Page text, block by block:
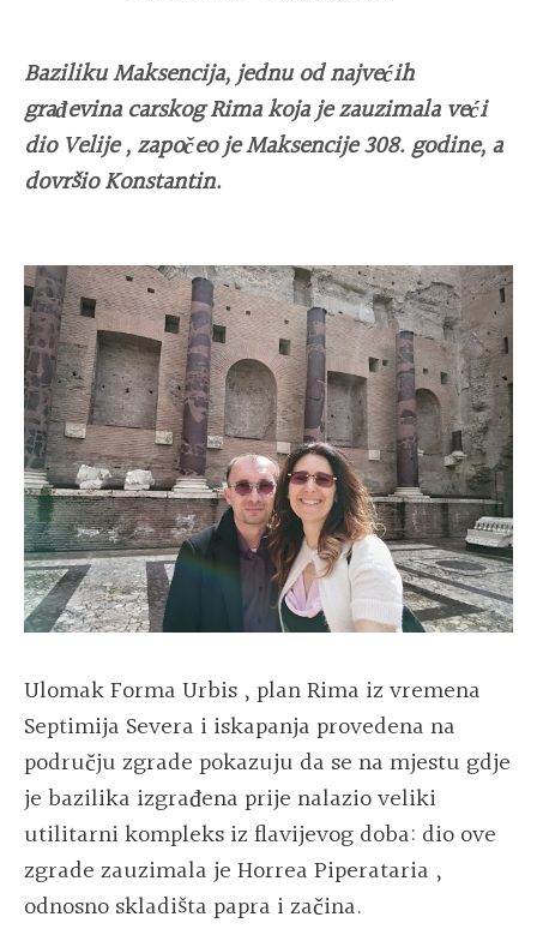
Baziliku Maksencija, jednu od najvećih
građevina carskog Rima koja je zauzimala veći
dio Velije , započeo je Maksencije 308. godine, a
dovršio Konstantin.
UlomakForma Urbis , plan Rima iz vremena
Septimija Severa i iskapanja provedena na
području zgrade pokazuju da se na mjestu gdje
je bazilika izgrađena prije nalazio veliki
utilitarni kompleks iz flavijevog doba: dio ove
zgrade zauzimala je Horrea Piperataria ,
odnosno skladišta papra i začina.